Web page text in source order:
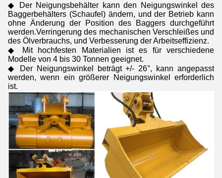
◆ Der Neigungsbehälter kann den Neigungswinkel des
Baggerbehälters (Schaufel) ändern, und der Betrieb kann
ohne Änderung der Position des Baggers durchgeführt
werden.Verringerung des mechanischen Verschleißes und
des Ölverbrauchs, und Verbesserung der Arbeitseffizienz.
◆ Mit hochfesten Materialien ist es für verschiedene
Modelle von 4 bis 30 Tonnen geeignet.
◆ Der Neigungswinkel beträgt +/- 26°, kann angepasst
werden, wenn ein größerer Neigungswinkel erforderlich
ist.